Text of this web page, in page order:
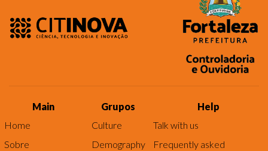
Main
Home
Sobre
Grupos
Culture
Demography
Help
Talk with us
Frequently asked